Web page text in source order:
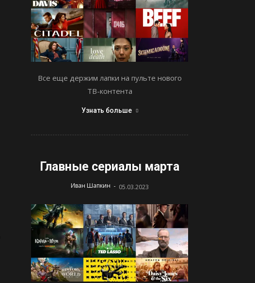
Все еще держим лапки на пульте нового
ТВ-контента
Узнать больше
Главные сериалы марта
Иван Шапкин - 05.03.2023